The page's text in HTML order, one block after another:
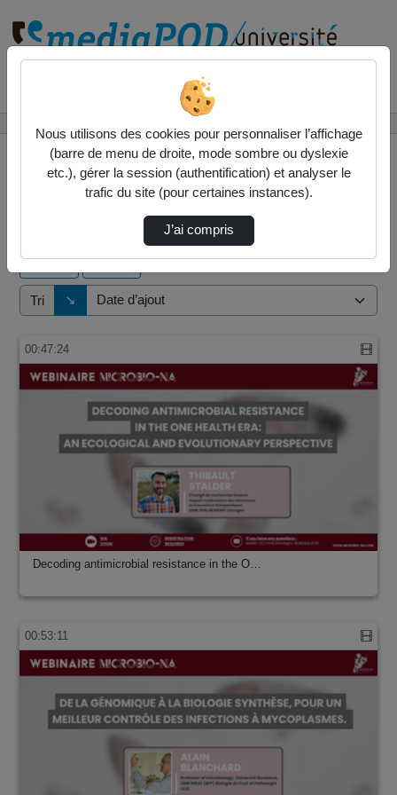
2 vidéos trouvées
Tri ↘
Direction de tri
00:47:24
Decoding antimicrobial resistance in the O…
00:53:11
Nous utilisons des cookies pour personnaliser l’affichage
(barre de menu de droite, mode sombre ou dyslexie
etc.), gérer la session (authentification) et analyser le
trafic du site (pour certaines instances).
J’ai compris